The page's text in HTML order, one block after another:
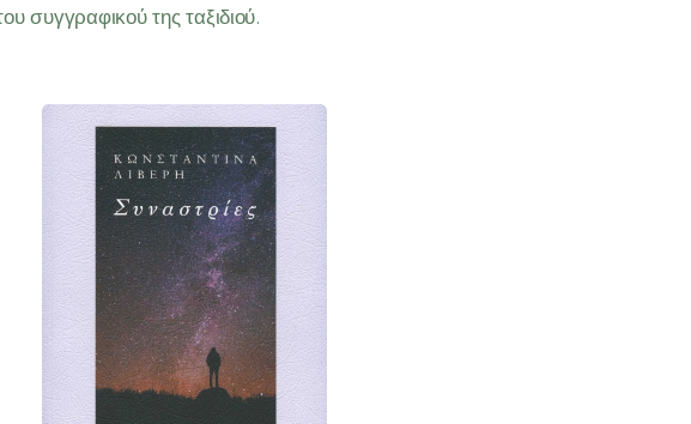
συγγραφικού της ταξιδιού.